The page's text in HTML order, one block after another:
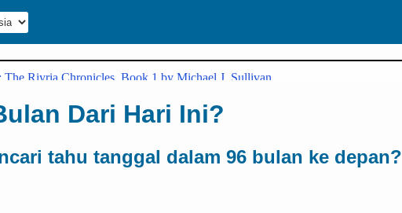
Dari Hari Ini?
tahu tanggal dalam 96 bulan ke depan?